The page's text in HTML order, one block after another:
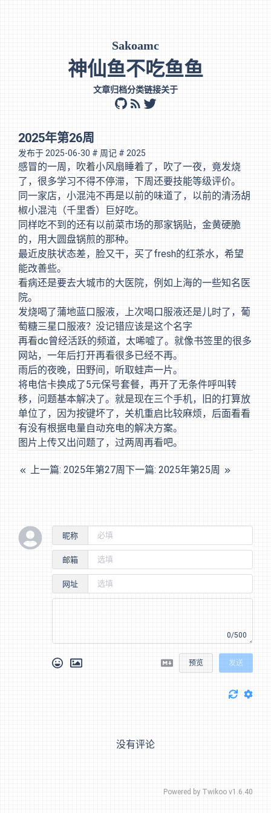
Sakoamc
神仙鱼不吃鱼鱼
文章归档分类链接关于
github
rss twitter
2025年第26周
发布于 2025-06-30 # 周记 # 2025
感冒的一周，吹着小风扇睡着了，吹了一夜，竟发烧
了，很多学习不得不停滞，下周还要技能等级评价。
同一家店，小混沌不再是以前的味道了，以前的清汤胡
椒小混沌（千里香）巨好吃。
同样吃不到的还有以前菜市场的那家锅贴，金黄硬脆
的，用大圆盘锅煎的那种。
最近皮肤状态差，脸又干，买了fresh的红茶水，希望
能改善些。
看病还是要去大城市的大医院，例如上海的一些知名医
院。
发烧喝了蒲地蓝口服液，上次喝口服液还是儿时了，葡
萄糖三星口服液？没记错应该是这个名字
再看dc曾经活跃的频道，太唏嘘了。就像书签里的很多
网站，一年后打开再看很多已经不再。
雨后的夜晚，田野间，听取蛙声一片。
将电信卡换成了5元保号套餐，再开了无条件呼叫转
移，问题基本解决了。就是现在三个手机，旧的打算放
单位了，因为按键坏了，关机重启比较麻烦，后面看看
有没有根据电量自动充电的解决方案。
图片上传又出问题了，过两周再看吧。
上一篇: 2025年第27周下一篇: 2025年第25周
昵称
邮箱
网址
0/500
预览 发送
没有评论
Powered by Twikoo v1.6.40